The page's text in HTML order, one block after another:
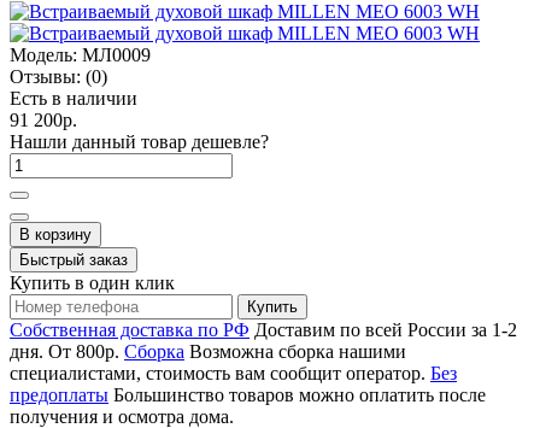
Модель: МЛ0009
Отзывы: (0)
Есть в наличии
91 200р.
Нашли данный товар дешевле?
В корзину
Быстрый заказ
Купить в один клик
Купить
Собственная доставка по РФ Доставим по всей России за 1-2
дня. От 800р. Сборка Возможна сборка нашими
специалистами, стоимость вам сообщит оператор. Без
предоплаты Большинство товаров можно оплатить после
получения и осмотра дома.